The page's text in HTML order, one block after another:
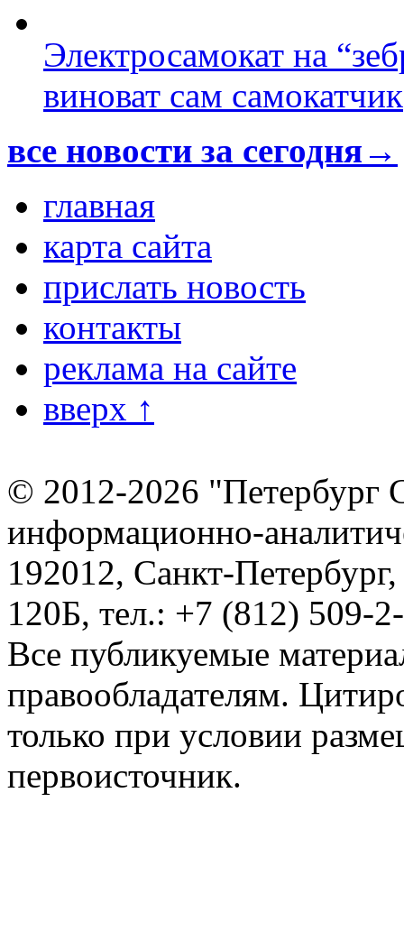
Электросамокат на
виноват сам самокатчик
все новости за сегодня→
главная
карта сайта
прислать новость
контакты
реклама на сайте
вверх ↑
© 2012-2026 "Петербург
информационно-
192012, Санкт-
120Б, тел.: +7 (812) 509-
Все публикуемые
правообладателям.
только при условии
первоисточник.